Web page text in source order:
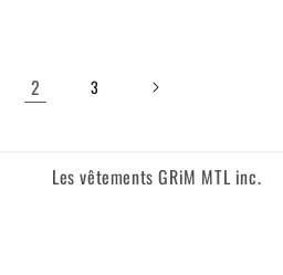
2 3
Les vêtements GRiM MTL inc.